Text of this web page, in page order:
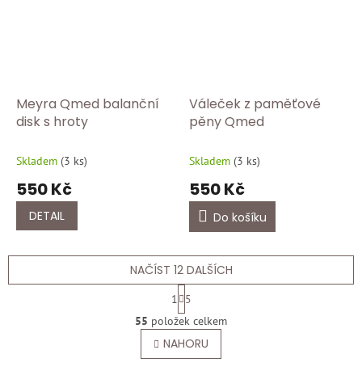
Meyra Qmed balanční
disk s hroty
Skladem (3 ks)
550 Kč
DETAIL
Váleček z paměťové
pěny Qmed
Skladem (3 ks)
550 Kč
Do košíku
O
v
l
á
NAČÍST 12 DALŠÍCH
S
t
r
á
n
k
1
5
55 položek celkem
NAHORU